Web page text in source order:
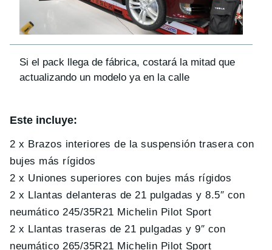
Si el pack llega de fábrica, costará la mitad que
actualizando un modelo ya en la calle
Este incluye:
2 x Brazos interiores de la suspensión trasera con
bujes más rígidos
2 x Uniones superiores con bujes más rígidos
2 x Llantas delanteras de 21 pulgadas y 8.5″ con
neumático 245/35R21 Michelin Pilot Sport
2 x Llantas traseras de 21 pulgadas y 9″ con
neumático 265/35R21 Michelin Pilot Sport